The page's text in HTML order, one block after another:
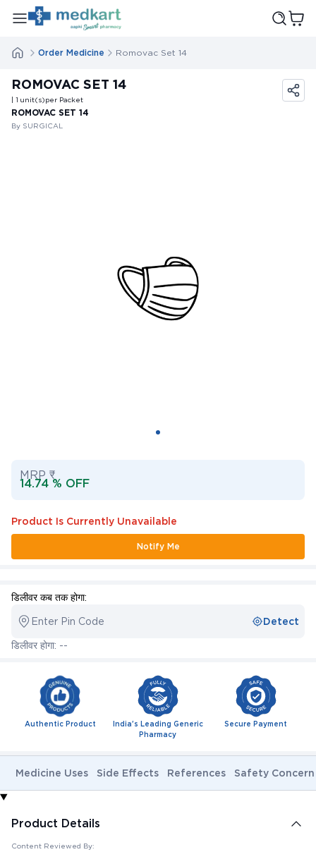
Order Medicine Romovac Set 14
ROMOVAC SET 14
| 1 unit(s)per Packet
ROMOVAC SET 14
By SURGICAL
MRP ₹
14.74 % OFF
Product Is Currently Unavailable
Notify Me
डिलीवर कब तक होगा:
Enter Pin Code Detect
डिलीवर होगा: --
Authentic Product
India's Leading Generic
Pharmacy
Secure Payment
Medicine Uses Side Effects References Safety Concern
Product Details
Content Reviewed By: